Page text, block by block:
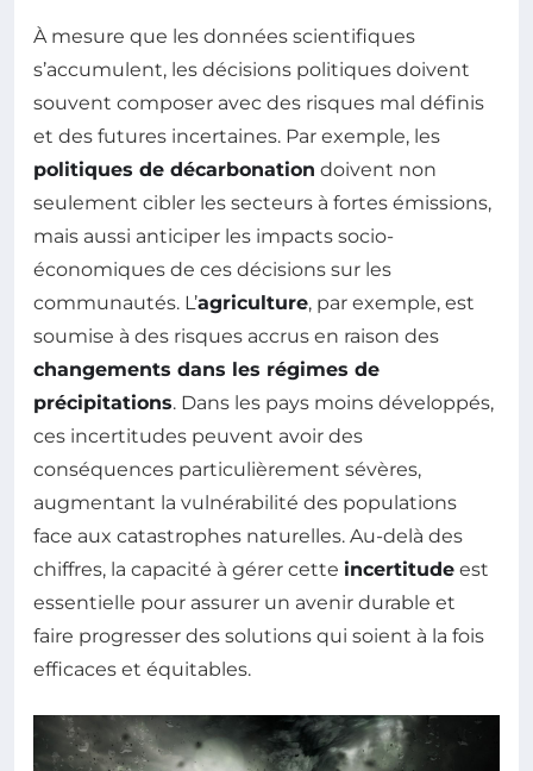
À mesure que les données scientifiques
s’accumulent, les décisions politiques doivent
souvent composer avec des risques mal définis
et des futures incertaines. Par exemple, les
politiques de décarbonation doivent non
seulement cibler les secteurs à fortes émissions,
mais aussi anticiper les impacts socio-
économiques de ces décisions sur les
communautés. L’agriculture, par exemple, est
soumise à des risques accrus en raison des
changements dans les régimes de
précipitations. Dans les pays moins développés,
ces incertitudes peuvent avoir des
conséquences particulièrement sévères,
augmentant la vulnérabilité des populations
face aux catastrophes naturelles. Au-delà des
chiffres, la capacité à gérer cette incertitude est
essentielle pour assurer un avenir durable et
faire progresser des solutions qui soient à la fois
efficaces et équitables.